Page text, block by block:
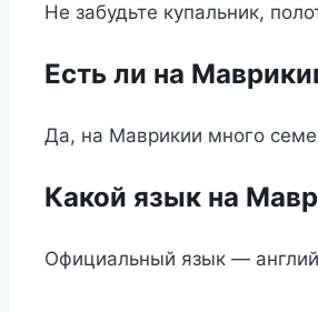
Не забудьте купальник,
Есть ли на
Да, на Маврикии много
Какой язык на
Официальный язык —